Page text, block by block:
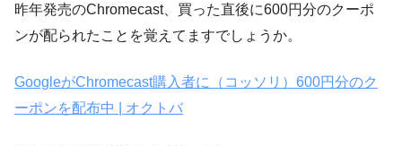
昨年発売のChromecast、買った直後に600円分のクーポ
ンが配られたことを覚えてますでしょうか。
GoogleがChromecast購入者に（コッソリ）600円分のク
ーポンを配布中 | オクトバ